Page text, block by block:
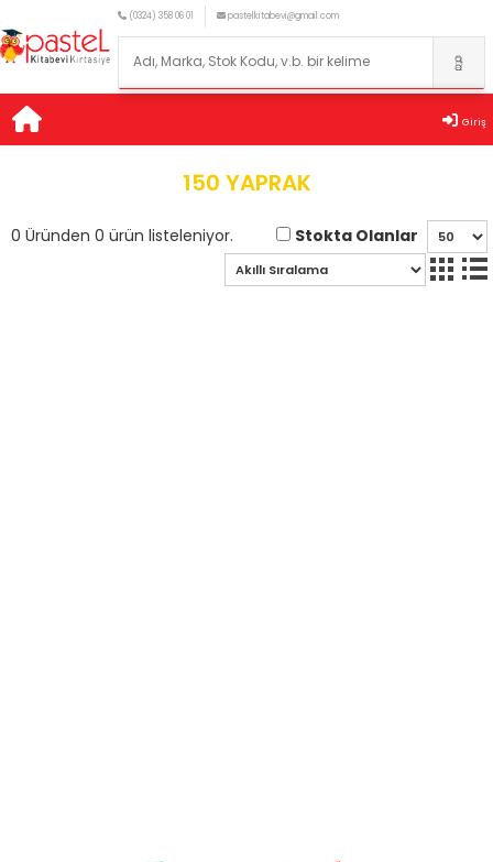
(0324) 358 06 01 pastelkitabevi@gmail.com
Giriş
150 YAPRAK
0 Üründen 0 ürün listeleniyor. Stokta Olanlar